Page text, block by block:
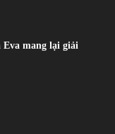
mang lại giải